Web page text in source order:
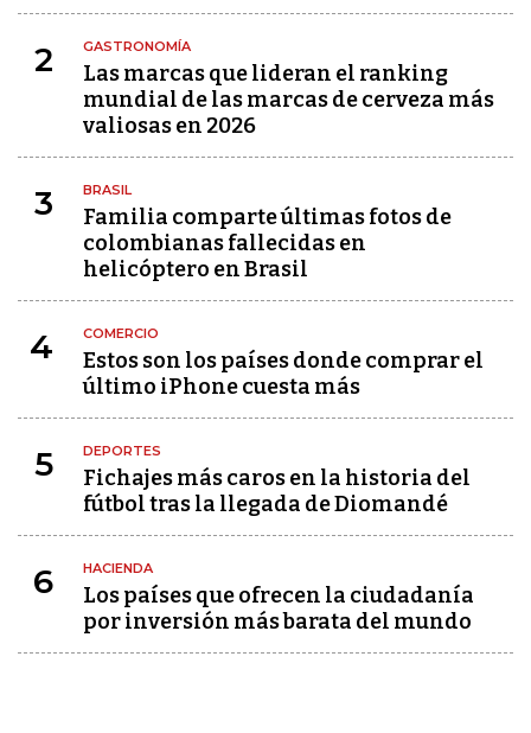
2 GASTRONOMÍA
Las marcas que lideran el ranking
mundial de las marcas de cerveza más
valiosas en 2026
3 BRASIL
Familia comparte últimas fotos de
colombianas fallecidas en
helicóptero en Brasil
4 COMERCIO
Estos son los países donde comprar el
último iPhone cuesta más
5 DEPORTES
Fichajes más caros en la historia del
fútbol tras la llegada de Diomandé
6 HACIENDA
Los países que ofrecen la ciudadanía
por inversión más barata del mundo